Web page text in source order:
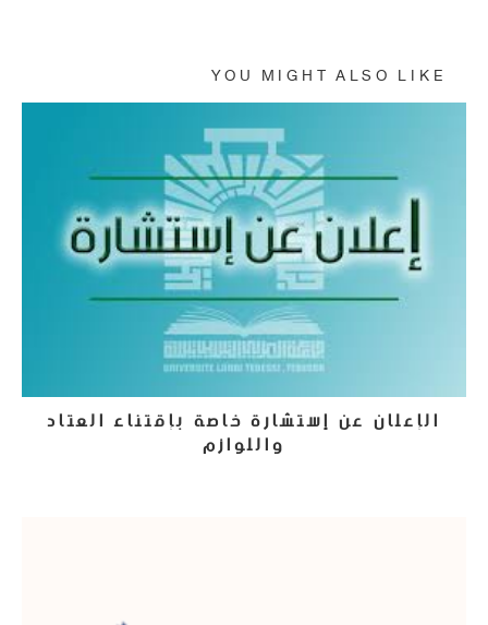
YOU MIGHT ALSO LIKE
الإعلان عن إستشارة خاصة بإقتناء العتاد
واللوازم